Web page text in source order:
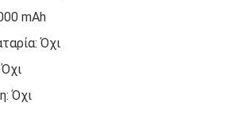
mAh
Όχι
Όχι